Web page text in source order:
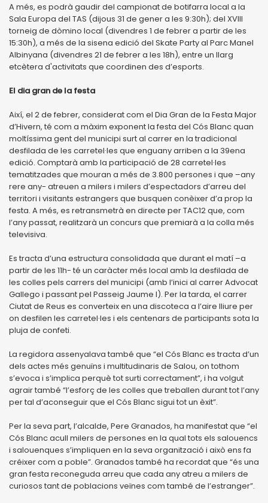
A més, es podrà gaudir del campionat de botifarra local a la
Sala Europa del TAS (dijous 31 de gener a les 9:30h); del XVIII
torneig de dòmino local (divendres 1 de febrer a partir de les
15:30h), a més de la sisena edició del Skate Party al Parc Manel
Albinyana (divendres 21 de febrer a les 18h), entre un llarg
etcètera d'activitats que coordinen des d’esports.
El dia gran de la festa
Així, el 2 de febrer, considerat com el Dia Gran de la Festa Major
d’Hivern, té com a màxim exponent la festa del Cós Blanc quan
moltíssima gent del municipi surt al carrer en la tradicional
desfilada de les carretel·les que enguany arriben a la 39ena
edició. Comptarà amb la participació de 28 carretel·les
tematitzades que mouran a més de 3.800 persones i que –any
rere any- atreuen a milers i milers d’espectadors d’arreu del
territori i visitants estrangers que busquen conèixer d’a prop la
festa. A més, es retransmetrà en directe per TAC12 que, com
l’any passat, realitzarà un concurs que premiarà a la colla més
televisiva.
Es tracta d’una estructura consolidada que durant el matí –a
partir de les 11h- té un caràcter més local amb la desfilada de
les colles pels carrers del municipi (amb l’inici al carrer Advocat
Gallego i passant pel Passeig Jaume I). Per la tarda, el carrer
Ciutat de Reus es converteix en una discoteca a l’aire lliure per
on desfilen les carretel·les i els centenars de participants sota la
pluja de confeti.
La regidora assenyalava també que “el Cós Blanc es tracta d’un
dels actes més genuïns i multitudinaris de Salou, on tothom
s’evoca i s’implica perquè tot surti correctament”, i ha volgut
agrair també “l’esforç de les colles que treballen durant tot l’any
per tal d’aconseguir que el Cós Blanc sigui tot un èxit”.
Per la seva part, l’alcalde, Pere Granados, ha manifestat que “el
Cós Blanc acull milers de persones en la qual tots els salouencs
i salouenques s’impliquen en la seva organització i això ens fa
créixer com a poble”. Granados també ha recordat que “és una
gran festa reconeguda arreu que cada any atreu a milers de
curiosos tant de poblacions veïnes com també de l’estranger”.